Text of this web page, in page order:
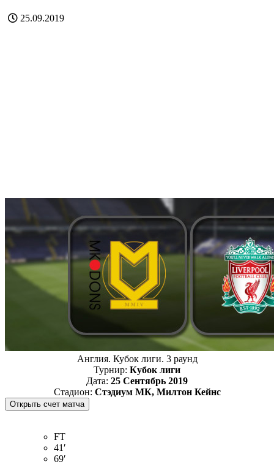
25.09.2019
Англия. Кубок лиги. 3 раунд
Турнир: Кубок лиги
Дата: 25 Сентябрь 2019
Стадион: Стэдиум МК, Милтон Кейнс
FT
41′
69′